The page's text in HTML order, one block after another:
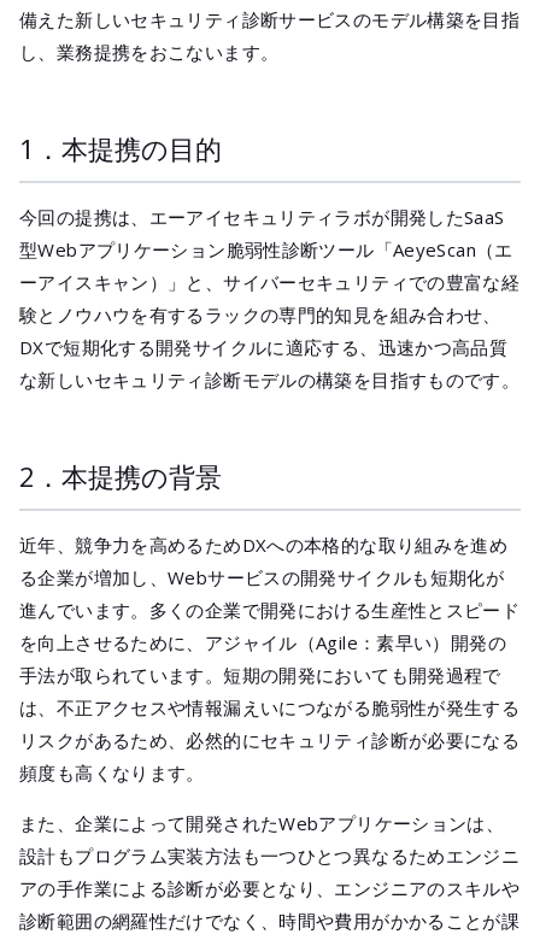
備えた新しいセキュリティ診断サービスのモデル構築を目指
し、業務提携をおこないます。
1．本提携の目的
今回の提携は、エーアイセキュリティラボが開発したSaaS
型Webアプリケーション脆弱性診断ツール「AeyeScan（エ
ーアイスキャン）」と、サイバーセキュリティでの豊富な経
験とノウハウを有するラックの専門的知見を組み合わせ、
DXで短期化する開発サイクルに適応する、迅速かつ高品質
な新しいセキュリティ診断モデルの構築を目指すものです。
2．本提携の背景
近年、競争力を高めるためDXへの本格的な取り組みを進め
る企業が増加し、Webサービスの開発サイクルも短期化が
進んでいます。多くの企業で開発における生産性とスピード
を向上させるために、アジャイル（Agile：素早い）開発の
手法が取られています。短期の開発においても開発過程で
は、不正アクセスや情報漏えいにつながる脆弱性が発生する
リスクがあるため、必然的にセキュリティ診断が必要になる
頻度も高くなります。
また、企業によって開発されたWebアプリケーションは、
設計もプログラム実装方法も一つひとつ異なるためエンジニ
アの手作業による診断が必要となり、エンジニアのスキルや
診断範囲の網羅性だけでなく、時間や費用がかかることが課